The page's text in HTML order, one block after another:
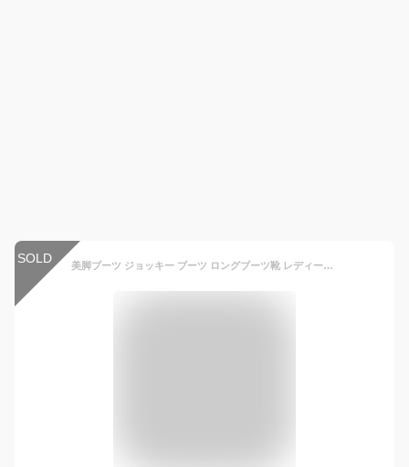
SOLD 美脚ブーツ ジョッキー ブーツ ロングブーツ靴 レディース スエード ラウンドトゥ ローヒール 30代 40代 50代 3E 痛くない 歩きやすい 防寒 暖かい カジュアル 旅行 コスプレ オフィスシューズ 韓国 PUレザー バックファスナー 太ヒール 完全防水 滑らない 履き口 ゆったり